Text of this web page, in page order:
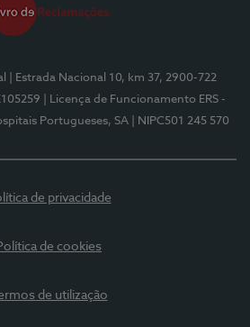
| Estrada Nacional 10, km 37, 2900-722
| Licença de Funcionamento ERS -
Portugueses, SA | NIPC501 245 570
de privacidade
de cookies
de utilização